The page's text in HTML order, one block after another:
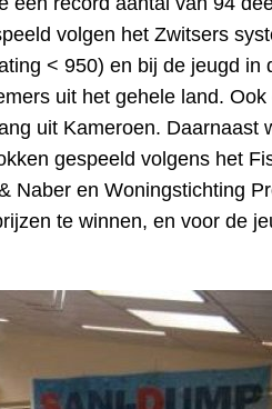
volgen het Zwitsers
< 950) en bij de jeugd
uit het gehele land.
uit Kameroen.
gespeeld volgens het
Naber en Woningstichting
te winnen, en voor de